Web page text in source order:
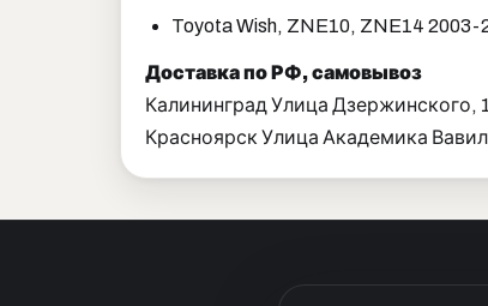
Toyota Wish, ZNE10, ZNE14 2003-
Доставка по РФ, самовывоз
Калининград Улица Дзержинского,
Красноярск Улица Академика